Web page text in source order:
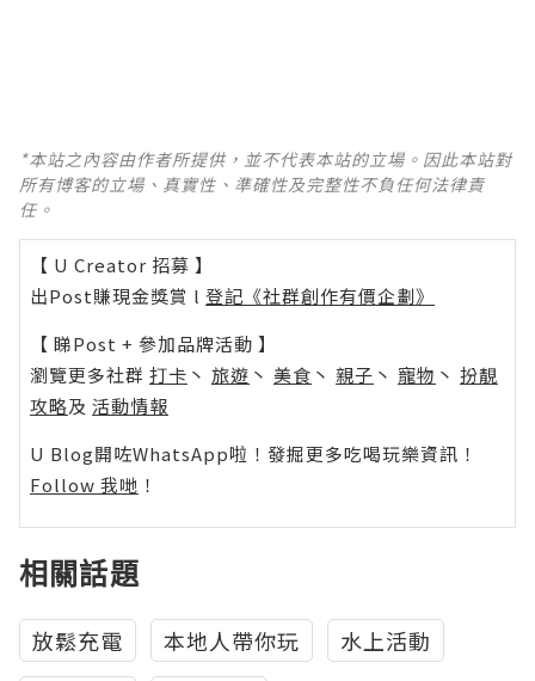
*本站之內容由作者所提供，並不代表本站的立場。因此本站對
所有博客的立場、真實性、準確性及完整性不負任何法律責
任。
【 U Creator 招募 】
出Post賺現金獎賞 l 登記《社群創作有價企劃》
【 睇Post + 參加品牌活動 】
瀏覽更多社群 打卡 丶 旅遊 丶 美食 丶 親子 丶 寵物 丶 扮靚
攻略及 活動情報
U Blog開咗WhatsApp啦！發掘更多吃喝玩樂資訊！
Follow 我哋 ！
相關話題
放鬆充電 本地人帶你玩
水上活動